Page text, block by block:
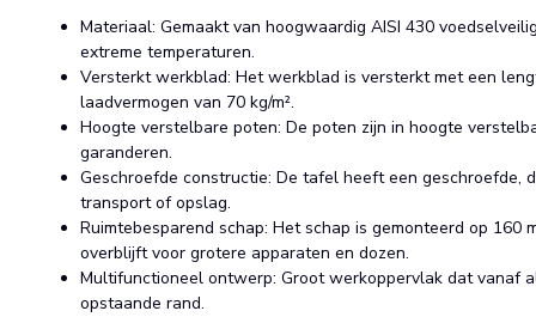
Materiaal: Gemaakt van hoogwaardig AISI 430
extreme temperaturen.
Versterkt werkblad: Het werkblad is versterkt met een
laadvermogen van 70 kg/m².
Hoogte verstelbare poten: De poten zijn in hoogte
garanderen.
Geschroefde constructie: De tafel heeft een geschroefde,
transport of opslag.
Ruimtebesparend schap: Het schap is gemonteerd op
overblijft voor grotere apparaten en dozen.
Multifunctioneel ontwerp: Groot werkoppervlak dat vanaf
opstaande rand.